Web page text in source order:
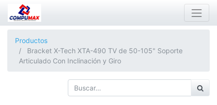
Productos
Bracket X-Tech XTA-490 TV de 50-105" Soporte
Articulado Con Inclinación y Giro